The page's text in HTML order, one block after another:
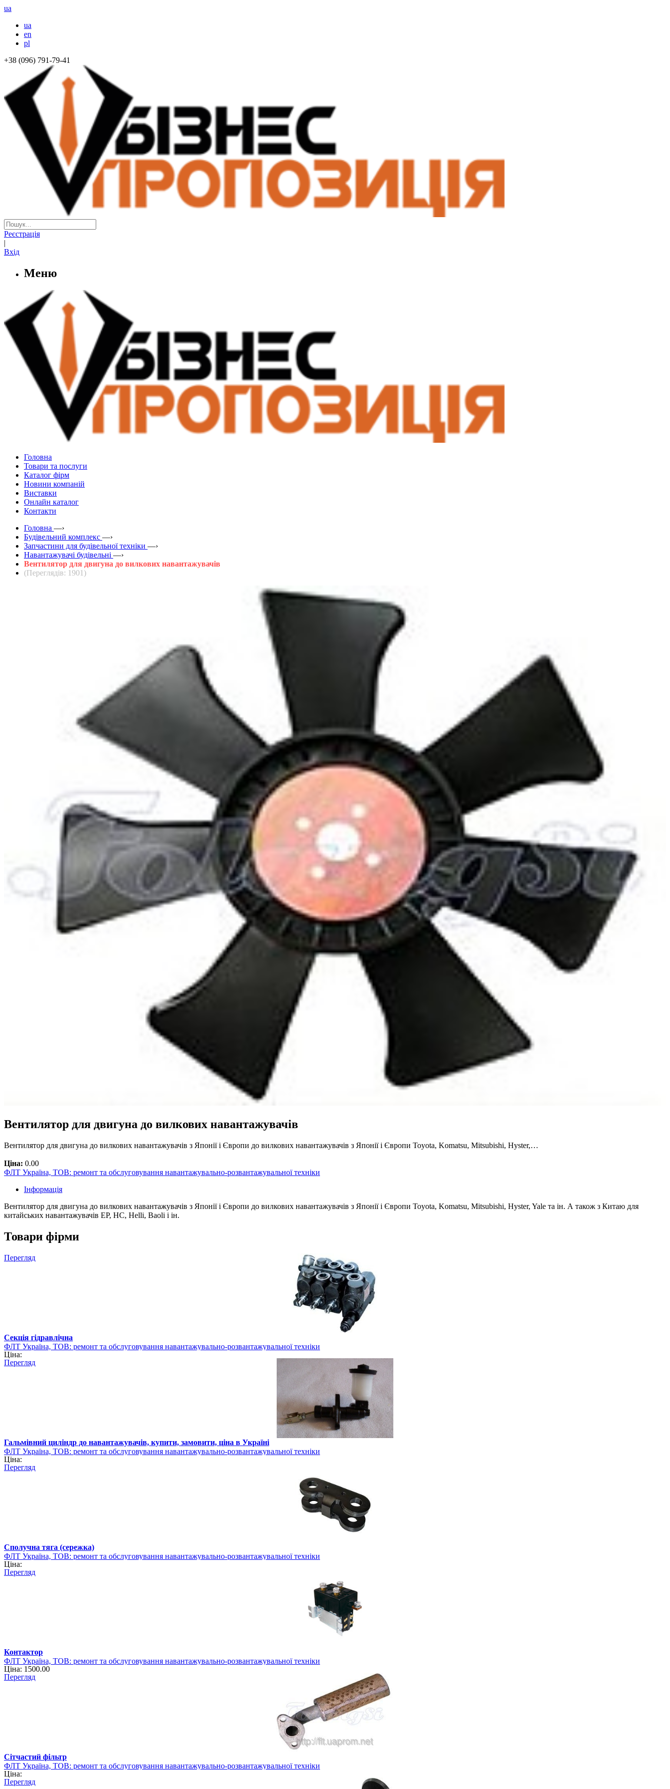
ua
ua
en
pl
+38 (096) 791-79-41
Реєстрація
|
Вхід
Меню
Головна
Товари та послуги
Каталог фірм
Новини компаній
Виставки
Онлайн каталог
Контакти
Головна —›
Будівельний комплекс —›
Запчастини для будівельної техніки —›
Навантажувачі будівельні —›
Вентилятор для двигуна до вилкових навантажувачів
(Переглядів: 1901)
Вентилятор для двигуна до вилкових навантажувачів
Вентилятор для двигуна до вилкових навантажувачів з Японії і Європи до вилкових навантажувачів з Японії і Європи Toyota, Komatsu, Mitsubishi, Hyster,…
Ціна: 0.00
ФЛТ Україна, ТОВ: ремонт та обслуговування навантажувально-розвантажувальної техніки
Інформація
Вентилятор для двигуна до вилкових навантажувачів з Японії і Європи до вилкових навантажувачів з Японії і Європи Toyota, Komatsu, Mitsubishi, Hyster, Yale та ін. А також з Китаю для
китайських навантажувачів EP, HC, Helli, Baoli і ін.
Товари фірми
Перегляд
Секція гідравлічна
ФЛТ Україна, ТОВ: ремонт та обслуговування навантажувально-розвантажувальної техніки
Ціна:
Перегляд
Гальмівний циліндр до навантажувачів, купити, замовити, ціна в Україні
ФЛТ Україна, ТОВ: ремонт та обслуговування навантажувально-розвантажувальної техніки
Ціна:
Перегляд
Сполучна тяга (сережка)
ФЛТ Україна, ТОВ: ремонт та обслуговування навантажувально-розвантажувальної техніки
Ціна:
Перегляд
Контактор
ФЛТ Україна, ТОВ: ремонт та обслуговування навантажувально-розвантажувальної техніки
Ціна: 1500.00
Перегляд
Сітчастий фільтр
ФЛТ Україна, ТОВ: ремонт та обслуговування навантажувально-розвантажувальної техніки
Ціна:
Перегляд